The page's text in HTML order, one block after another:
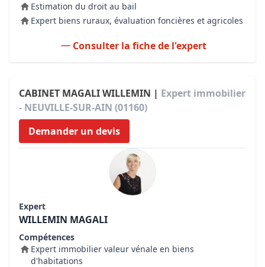
Estimation du droit au bail
Expert biens ruraux, évaluation foncières et agricoles
Consulter la fiche de l'expert
CABINET MAGALI WILLEMIN | Expert immobilier
- NEUVILLE-SUR-AIN (01160)
Demander un devis
Expert
WILLEMIN MAGALI
Compétences
Expert immobilier valeur vénale en biens
d'habitations